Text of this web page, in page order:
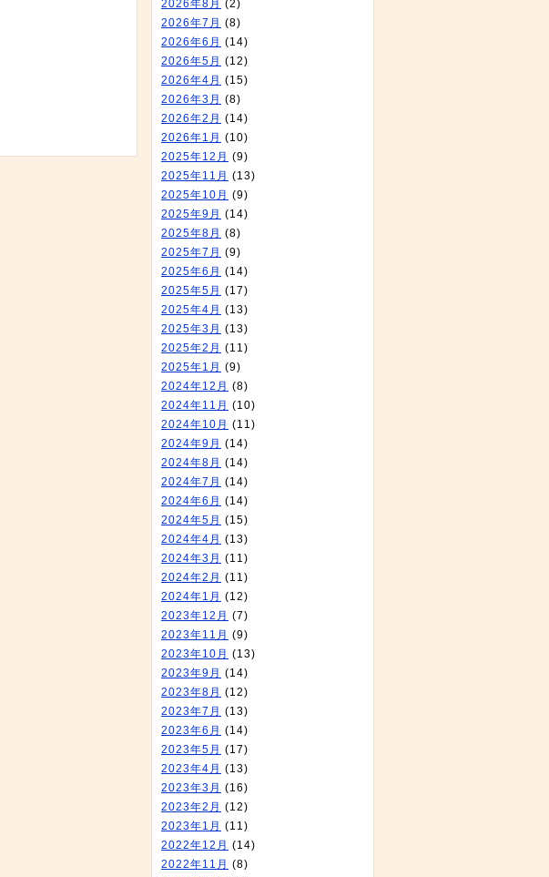
2026年8月 (2)
2026年7月 (8)
2026年6月 (14)
2026年5月 (12)
2026年4月 (15)
2026年3月 (8)
2026年2月 (14)
2026年1月 (10)
2025年12月 (9)
2025年11月 (13)
2025年10月 (9)
2025年9月 (14)
2025年8月 (8)
2025年7月 (9)
2025年6月 (14)
2025年5月 (17)
2025年4月 (13)
2025年3月 (13)
2025年2月 (11)
2025年1月 (9)
2024年12月 (8)
2024年11月 (10)
2024年10月 (11)
2024年9月 (14)
2024年8月 (14)
2024年7月 (14)
2024年6月 (14)
2024年5月 (15)
2024年4月 (13)
2024年3月 (11)
2024年2月 (11)
2024年1月 (12)
2023年12月 (7)
2023年11月 (9)
2023年10月 (13)
2023年9月 (14)
2023年8月 (12)
2023年7月 (13)
2023年6月 (14)
2023年5月 (17)
2023年4月 (13)
2023年3月 (16)
2023年2月 (12)
2023年1月 (11)
2022年12月 (14)
2022年11月 (8)